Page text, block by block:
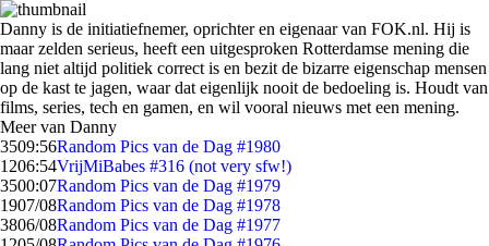
Danny is de initiatiefnemer, oprichter en eigenaar van FOK.nl. Hij is
maar zelden serieus, heeft een uitgesproken Rotterdamse mening die
lang niet altijd politiek correct is en bezit de bizarre eigenschap mensen
op de kast te jagen, waar dat eigenlijk nooit de bedoeling is. Houdt van
films, series, tech en gamen, en wil vooral nieuws met een mening.
Meer van Danny
3509:56Random Pics van de Dag #1980
1206:54VrijMiBabes #316 (not very sfw!)
3500:07Random Pics van de Dag #1979
1907/08Random Pics van de Dag #1978
3806/08Random Pics van de Dag #1977